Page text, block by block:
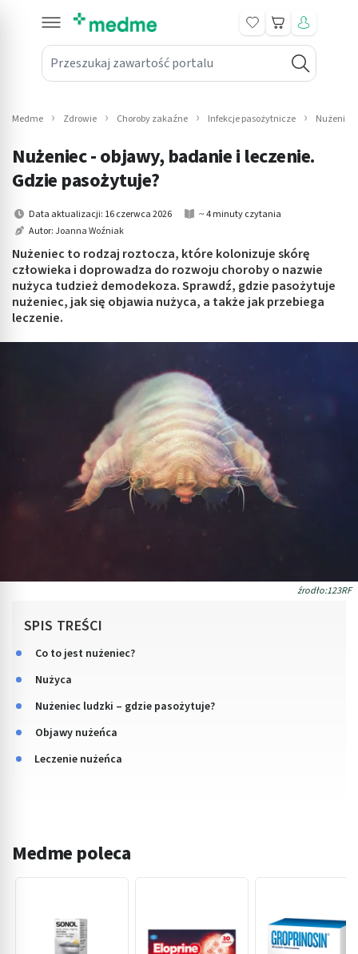
Przeszukaj zawartość portalu
Koszyk
submenu: Leki na receptę
submenu: Mama i dziecko
submenu: Kosmetyki
submenu: Higiena
submenu: Sprzęt medyczny
submenu: Intymne
Medme Zdrowie Choroby zakaźne Infekcje pasożytnicze Nużeniec
Nużeniec - objawy, badanie i leczenie.
Gdzie pasożytuje?
Data aktualizacji: 16 czerwca 2026
~ 4 minuty czytania
Autor:Joanna Woźniak
Nużeniec to rodzaj roztocza, które kolonizuje skórę
człowieka i doprowadza do rozwoju choroby o nazwie
nużyca tudzież demodekoza. Sprawdź, gdzie pasożytuje
nużeniec, jak się objawia nużyca, a także jak przebiega
leczenie.
źrodło:123RF
SPIS TREŚCI
Co to jest nużeniec?
Nużyca
Nużeniec ludzki – gdzie pasożytuje?
Objawy nużeńca
Leczenie nużeńca
Medme poleca